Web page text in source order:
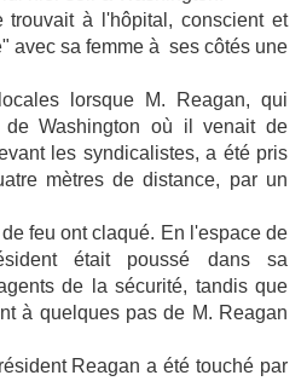
trouvait à l'hôpital, conscient et
avec sa femme à ses côtés une
lorsque M. Reagan, qui
Washington où il venait de
les syndicalistes, a été pris
mètres de distance, par un
feu ont claqué. En l'espace de
était poussé dans sa
de la sécurité, tandis que
à quelques pas de M. Reagan
Reagan a été touché par